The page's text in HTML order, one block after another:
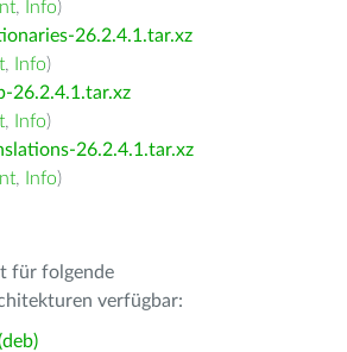
, Info)
26.2.4.1.tar.xz
, Info)
26.2.4.1.tar.xz
, Info)
26.2.4.1.tar.xz
, Info)
für folgende
verfügbar: